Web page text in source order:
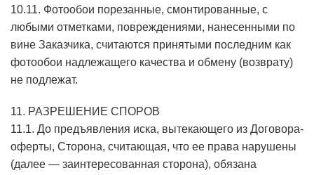
10.11. Фотообои порезанные, смонтированные, с
любыми отметками, повреждениями, нанесенными по
вине Заказчика, считаются принятыми последним как
фотообои надлежащего качества и обмену (возврату)
не подлежат.
11. РАЗРЕШЕНИЕ СПОРОВ
11.1. До предъявления иска, вытекающего из Договора-
оферты, Сторона, считающая, что ее права нарушены
(далее — заинтересованная сторона), обязана